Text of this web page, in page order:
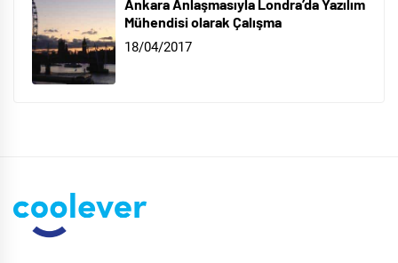
Ankara Anlaşmasıyla Londra’da Yazılım
Mühendisi olarak Çalışma
18/04/2017